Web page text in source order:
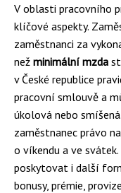
V oblasti pracovního
klíčové aspekty.
zaměstnanci za
než minimální mzda
v České republice
pracovní smlouvě a
úkolová nebo
zaměstnanec právo
o víkendu a ve
poskytovat i další
bonusy, prémie,